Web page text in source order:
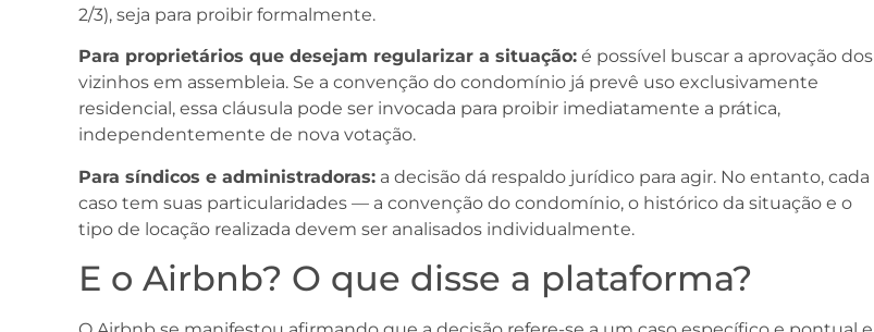
2/3), seja para proibir formalmente.
Para proprietários que desejam regularizar a situação: é possível buscar a aprovação dos
vizinhos em assembleia. Se a convenção do condomínio já prevê uso exclusivamente
residencial, essa cláusula pode ser invocada para proibir imediatamente a prática,
independentemente de nova votação.
Para síndicos e administradoras: a decisão dá respaldo jurídico para agir. No entanto, cada
caso tem suas particularidades — a convenção do condomínio, o histórico da situação e o
tipo de locação realizada devem ser analisados individualmente.
E o Airbnb? O que disse a plataforma?